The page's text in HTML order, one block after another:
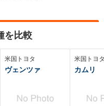
を比較
米国トヨタ
ヴェンツァ
米国トヨ
カムリ